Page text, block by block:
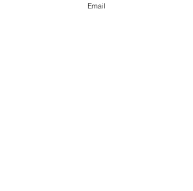
ませんが傾きがあります。
Email